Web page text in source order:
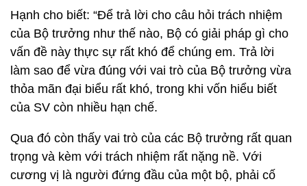
Hạnh cho biết: “Để trả lời cho câu hỏi trách nhiệm
của Bộ trưởng như thế nào, Bộ có giải pháp gì cho
vấn đề này thực sự rất khó để chúng em. Trả lời
làm sao để vừa đúng với vai trò của Bộ trưởng vừa
thỏa mãn đại biểu rất khó, trong khi vốn hiểu biết
của SV còn nhiều hạn chế.
Qua đó còn thấy vai trò của các Bộ trưởng rất quan
trọng và kèm với trách nhiệm rất nặng nề. Với
cương vị là người đứng đầu của một bộ, phải cố